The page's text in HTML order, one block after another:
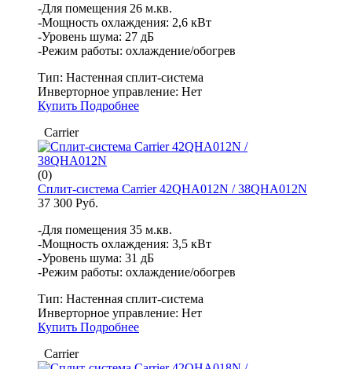
-Для помещения 26 м.кв.
-Мощность охлаждения: 2,6 кВт
-Уровень шума: 27 дБ
-Режим работы: охлаждение/обогрев
Тип: Настенная сплит-система
Инверторное управление: Нет
Купить Подробнее
Carrier
(0)
Сплит-система Carrier 42QHA012N / 38QHA012N
37 300 Руб.
-Для помещения 35 м.кв.
-Мощность охлаждения: 3,5 кВт
-Уровень шума: 31 дБ
-Режим работы: охлаждение/обогрев
Тип: Настенная сплит-система
Инверторное управление: Нет
Купить Подробнее
Carrier